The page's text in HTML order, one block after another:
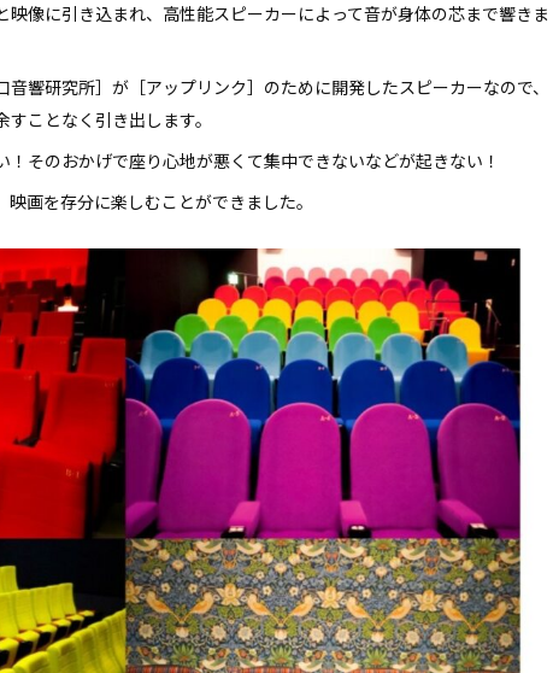
像に引き込まれ、高性能スピーカーによって音が身体の芯まで響きま
響研究所］が［アップリンク］のために開発したスピーカーなので、
ことなく引き出します。
そのおかげで座り心地が悪くて集中できないなどが起きない！
画を存分に楽しむことができました。